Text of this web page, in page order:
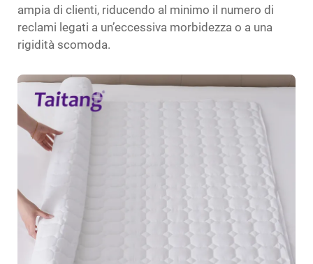
ampia di clienti, riducendo al minimo il numero di
reclami legati a un’eccessiva morbidezza o a una
rigidità scomoda.